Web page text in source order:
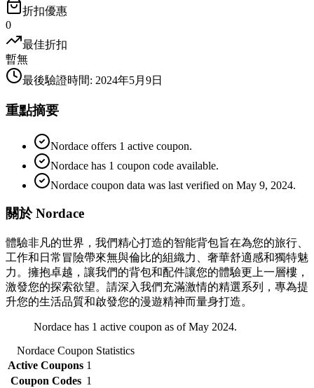
折扣優惠
0
最佳折扣
暫無
最後驗證時間: 2024年5月9日
重點摘要
Nordace offers 1 active coupon.
Nordace has 1 coupon code available.
Nordace coupon data was last verified on May 9, 2024.
關於 Nordace
體驗非凡的世界，我們精心打造的智能背包旨在為您的旅行、
工作和日常冒險帶來無與倫比的組織力、奢華舒適感和獨特魅
力。擁抱卓越，讓我們的背包和配件讓您的體驗更上一層樓，
激發您的探索欲望。請深入我們充滿激情的精選系列，專為提
升您的生活品質和啟發您的漫遊精神而量身打造。
Nordace has 1 active coupon as of May 2024.
NordaceCoupon Statistics
Active Coupons 1
Coupon Codes 1